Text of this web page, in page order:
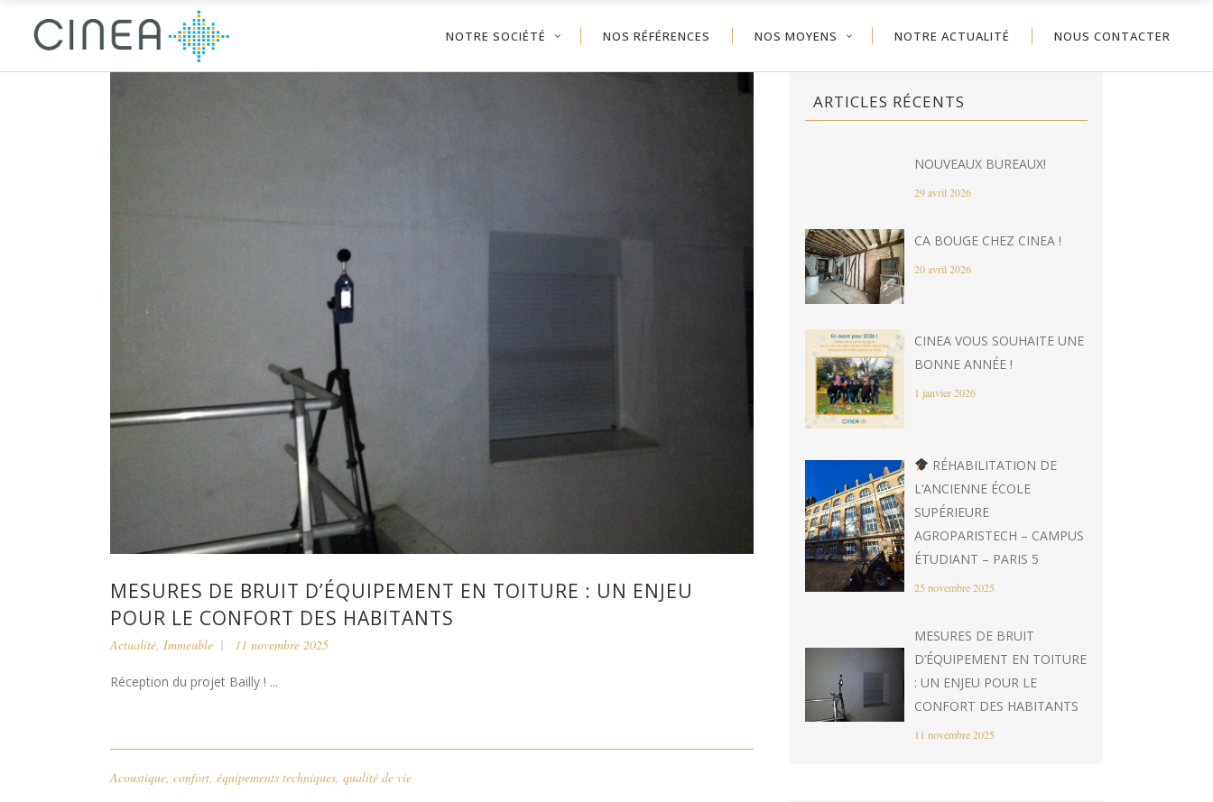
NOTRE SOCIÉTÉ NOS RÉFÉRENCES NOS MOYENS NOTRE ACTUALITÉ NOUS CONTACTER
MESURES DE BRUIT D’ÉQUIPEMENT EN TOITURE : UN ENJEU
POUR LE CONFORT DES HABITANTS
Actualité Immeuble 11 novembre 2025
Réception du projet Bailly ! ...
Acoustique confort équipements techniques qualité de vie
ARTICLES RÉCENTS
NOUVEAUX BUREAUX!
29 avril 2026
CA BOUGE CHEZ CINEA !
20 avril 2026
CINEA VOUS SOUHAITE UNE
BONNE ANNÉE !
1 janvier 2026
RÉHABILITATION DE
L’ANCIENNE ÉCOLE
SUPÉRIEURE
AGROPARISTECH – CAMPUS
ÉTUDIANT – PARIS 5
25 novembre 2025
MESURES DE BRUIT
D’ÉQUIPEMENT EN TOITURE
: UN ENJEU POUR LE
CONFORT DES HABITANTS
11 novembre 2025